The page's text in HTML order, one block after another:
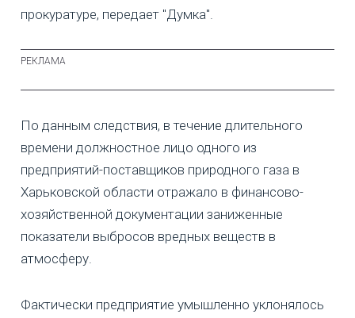
прокуратуре, передает "Думка".
По данным следствия, в течение длительного
времени должностное лицо одного из
предприятий-поставщиков природного газа в
Харьковской области отражало в финансово-
хозяйственной документации заниженные
показатели выбросов вредных веществ в
атмосферу.
Фактически предприятие умышленно уклонялось